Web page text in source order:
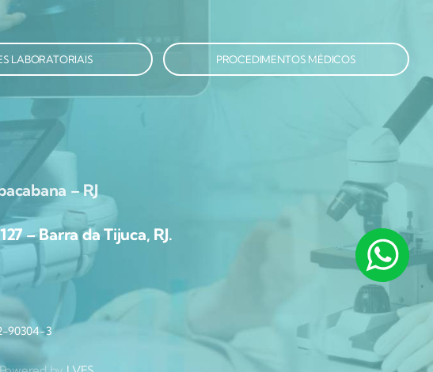
LABORATORIAIS PROCEDIMENTOS MÉDICOS
– RJ
– Barra da Tijuca, RJ.
90304-3